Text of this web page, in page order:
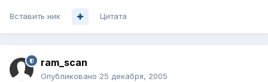
Вставить ник Цитата
ram_scan
Опубликовано 25 декабря, 2005